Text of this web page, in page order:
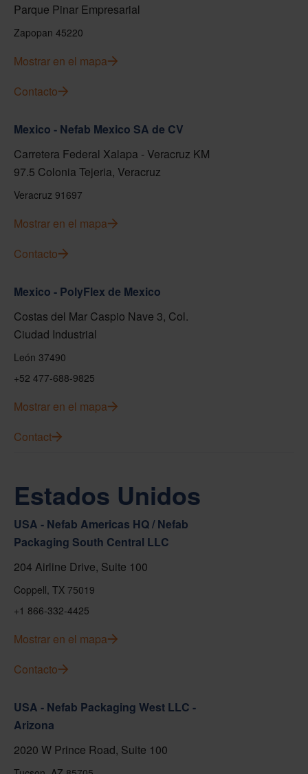
Parque Pinar Empresarial
Zapopan 45220
Mostrar en el mapa
Contacto
Mexico - Nefab Mexico SA de CV
Carretera Federal Xalapa - Veracruz KM
97.5 Colonia Tejeria, Veracruz
Veracruz 91697
Mostrar en el mapa
Contacto
Mexico - PolyFlex de Mexico
Costas del Mar Caspio Nave 3, Col.
Ciudad Industrial
León 37490
+52 477-688-9825
Mostrar en el mapa
Contact
Estados Unidos
USA - Nefab Americas HQ / Nefab
Packaging South Central LLC
204 Airline Drive, Suite 100
Coppell, TX 75019
+1 866-332-4425
Mostrar en el mapa
Contacto
USA - Nefab Packaging West LLC -
Arizona
2020 W Prince Road, Suite 100